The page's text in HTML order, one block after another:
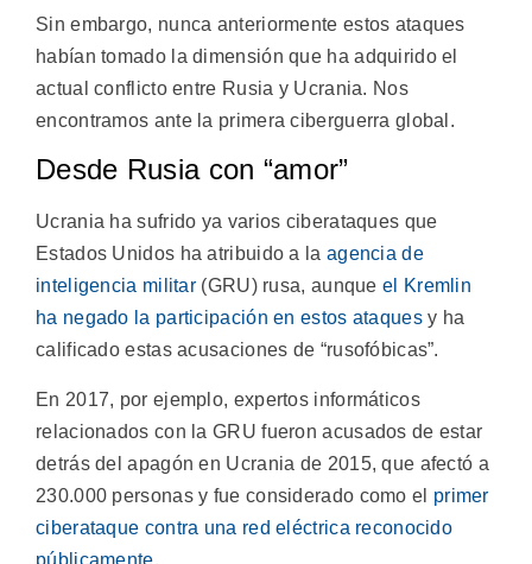
Sin embargo, nunca anteriormente estos ataques
habían tomado la dimensión que ha adquirido el
actual conflicto entre Rusia y Ucrania. Nos
encontramos ante la primera ciberguerra global.
Desde Rusia con “amor”
Ucrania ha sufrido ya varios ciberataques que
Estados Unidos ha atribuido a la agencia de
inteligencia militar (GRU) rusa, aunqueel Kremlin
ha negado la participación en estos ataquesy ha
calificado estas acusaciones de “rusofóbicas”.
En 2017, por ejemplo, expertos informáticos
relacionados con la GRU fueron acusados de estar
detrás del apagón en Ucrania de 2015, que afectó a
230.000 personas y fue considerado como el primer
ciberataque contra una red eléctrica reconocido
públicamente.